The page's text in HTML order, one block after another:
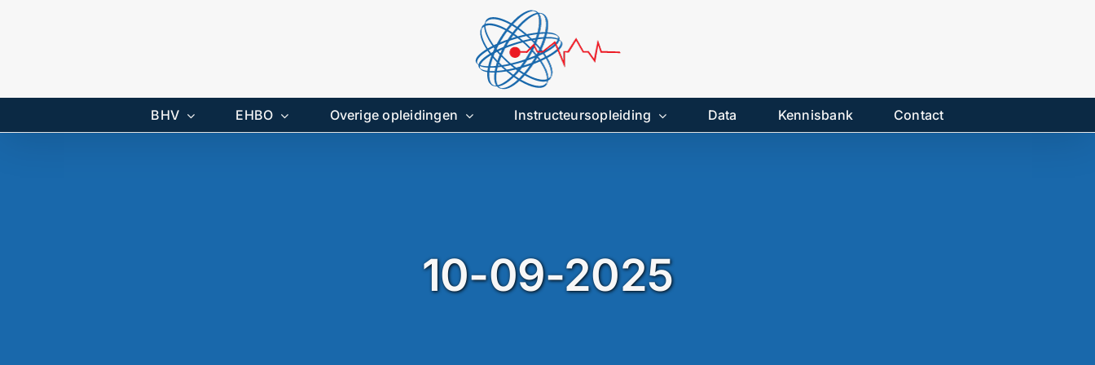
BHV EHBO Overige opleidingen Instructeursopleiding Data Kennisbank Contact
10-09-2025